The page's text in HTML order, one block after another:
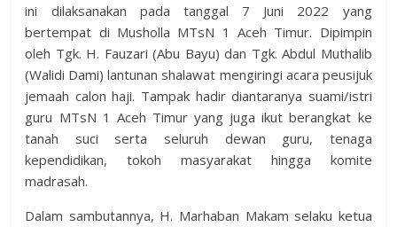
ini dilaksanakan pada tanggal 7 Juni 2022 yang
bertempat di Musholla MTsN 1 Aceh Timur. Dipimpin
oleh Tgk. H. Fauzari (Abu Bayu) dan Tgk. Abdul Muthalib
(Walidi Dami) lantunan shalawat mengiringi acara peusijuk
jemaah calon haji. Tampak hadir diantaranya suami/istri
guru MTsN 1 Aceh Timur yang juga ikut berangkat ke
tanah suci serta seluruh dewan guru, tenaga
kependidikan, tokoh masyarakat hingga komite
madrasah.
Dalam sambutannya, H. Marhaban Makam selaku ketua